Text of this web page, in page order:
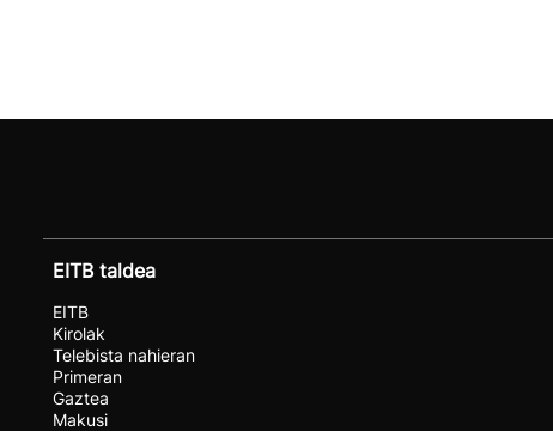
EITB taldea
EITB
Kirolak
Telebista nahieran
Primeran
Gaztea
Makusi